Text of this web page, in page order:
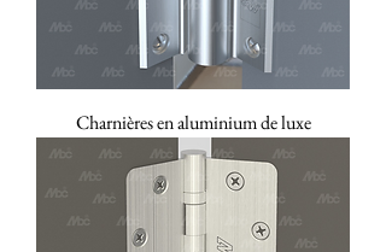
Charnières en aluminium de luxe